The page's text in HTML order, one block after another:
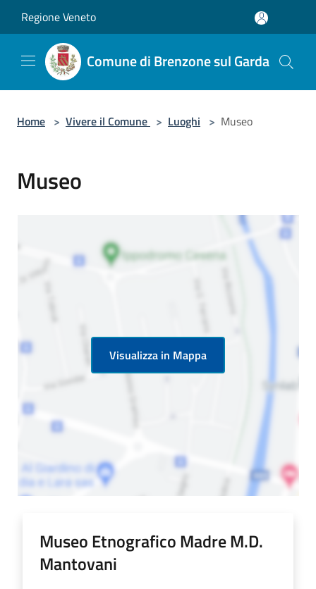
Regione Veneto
Comune di Brenzone sul Garda
Home > Vivere il Comune > Luoghi > Museo
Museo
Visualizza in Mappa
Museo Etnografico Madre M.D.
Mantovani